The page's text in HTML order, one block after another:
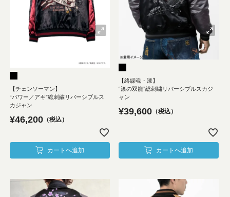
【チェンソーマン】
“パワー／アキ”総刺繍リバーシブルス
カジャン
¥46,200 税込
カートへ追加
【絡繰魂・漆】
“漆の双龍”総刺繍リバーシブルスカジ
ャン
¥39,600 税込
カートへ追加